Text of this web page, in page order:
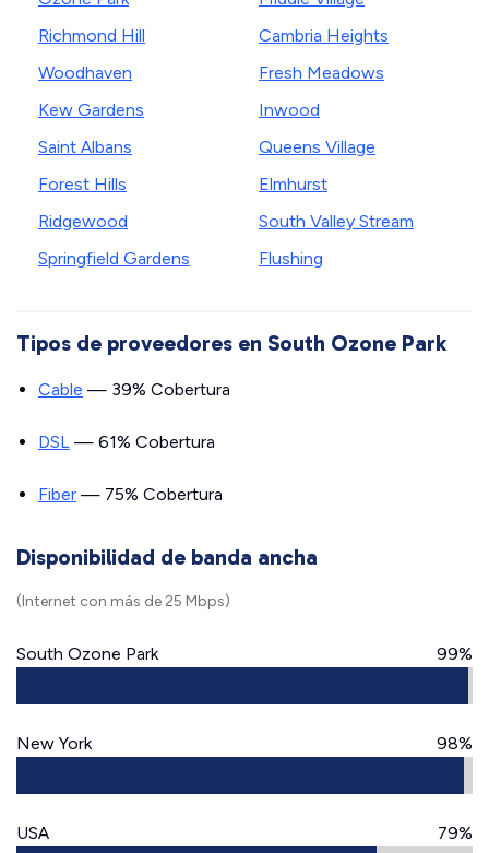
Richmond Hill
Woodhaven
Kew Gardens
Saint Albans
Forest Hills
Ridgewood
Springfield Gardens
Cambria Heights
Fresh Meadows
Inwood
Queens Village
Elmhurst
South Valley Stream
Flushing
Tipos de proveedores en South Ozone Park
Cable — 39% Cobertura
DSL — 61% Cobertura
Fiber — 75% Cobertura
Disponibilidad de banda ancha
(Internet con más de 25 Mbps)
South Ozone Park 99%
New York 98%
USA 79%